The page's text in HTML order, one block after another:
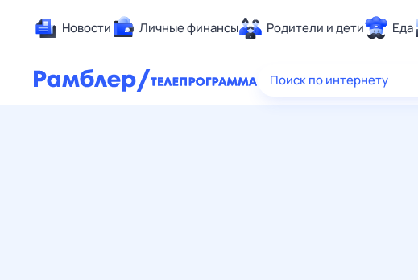
Новости Личные финансы Родители и дети Еда
Здоровье
Поиск по интернету